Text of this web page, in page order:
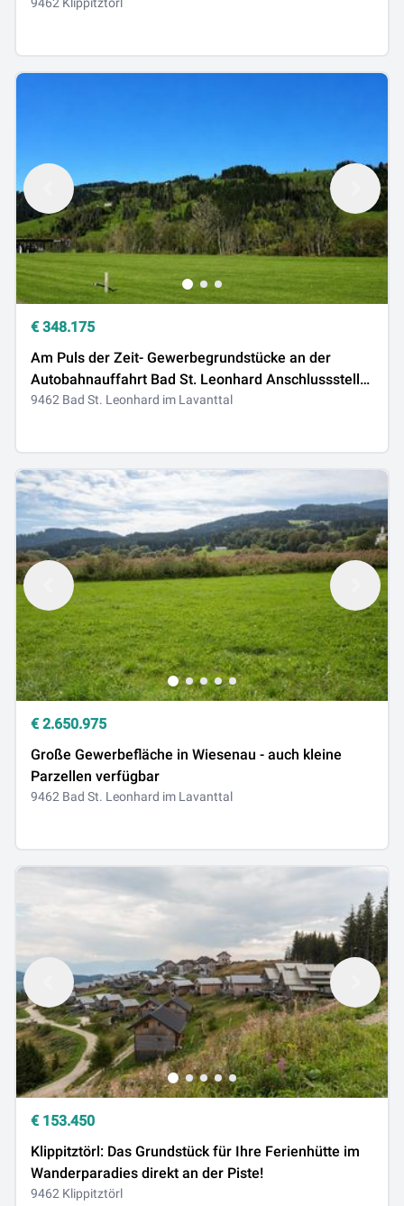
€ 348.175
Am Puls der Zeit- Gewerbegrundstücke an der
Autobahnauffahrt Bad St. Leonhard Anschlussstelle
A2 in Richtung Klagenfurt und Richtung Graz
9462 Bad St. Leonhard im Lavanttal
€ 2.650.975
Große Gewerbefläche in Wiesenau - auch kleine
Parzellen verfügbar
9462 Bad St. Leonhard im Lavanttal
€ 153.450
Klippitztörl: Das Grundstück für Ihre Ferienhütte im
Wanderparadies direkt an der Piste!
9462 Klippitztörl